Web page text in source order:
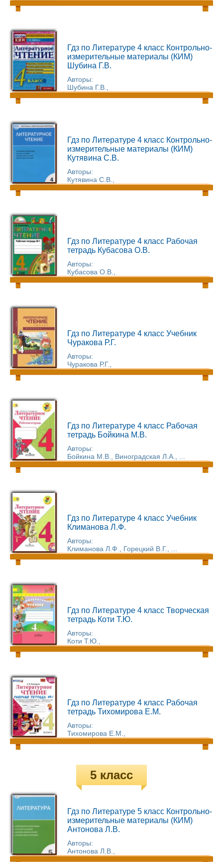
Гдз по Литературе 4 класс Контрольно-
измерительные материалы (КИМ)
Шубина Г.В.
Авторы:
Шубина Г.В.,
Гдз по Литературе 4 класс Контрольно-
измерительные материалы (КИМ)
Кутявина С.В.
Авторы:
Кутявина С.В.,
Гдз по Литературе 4 класс Рабочая
тетрадь Кубасова О.В.
Авторы:
Кубасова О.В.,
Гдз по Литературе 4 класс Учебник
Чуракова Р.Г.
Авторы:
Чуракова Р.Г.,
Гдз по Литературе 4 класс Рабочая
тетрадь Бойкина М.В.
Авторы:
Бойкина М.В., Виноградская Л.А., ...
Гдз по Литературе 4 класс Учебник
Климанова Л.Ф.
Авторы:
Климанова Л.Ф., Горецкий В.Г., ...
Гдз по Литературе 4 класс Творческая
тетрадь Коти Т.Ю.
Авторы:
Коти Т.Ю.,
Гдз по Литературе 4 класс Рабочая
тетрадь Тихомирова Е.М.
Авторы:
Тихомирова Е.М.,
5 класс
Гдз по Литературе 5 класс Контрольно-
измерительные материалы (КИМ)
Антонова Л.В.
Авторы:
Антонова Л.В.,